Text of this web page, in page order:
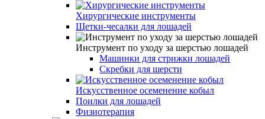
Хирургические инструменты
Щетки-чесалки для лошадей
Инструмент по уходу за шерстью лошадей
Машинки для стрижки лошадей
Скребки для шерсти
Искусственное осеменение кобыл
Поилки для лошадей
Физиотерапия